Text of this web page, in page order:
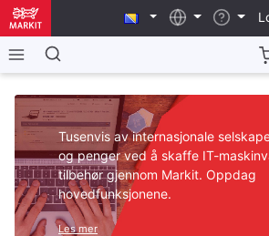
Tusenvis av internasjonale
og penger ved å skaffe IT-
tilbehør gjennom Markit. Oppdag
hovedfunksjonene.
Les mer